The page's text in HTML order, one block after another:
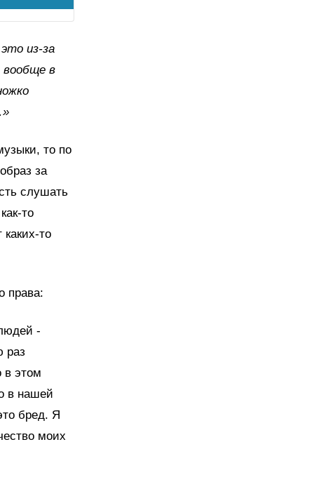
из-за
в
то по
за
слушать
то
то
права:
-
раз
в этом
в нашей
бред. Я
моих